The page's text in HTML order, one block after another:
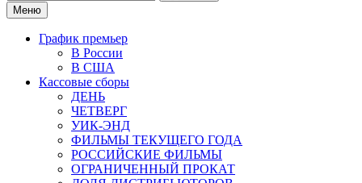
Меню
График премьер
В России
В США
Кассовые сборы
ДЕНЬ
ЧЕТВЕРГ
УИК-ЭНД
ФИЛЬМЫ ТЕКУЩЕГО ГОДА
РОССИЙСКИЕ ФИЛЬМЫ
ОГРАНИЧЕННЫЙ ПРОКАТ